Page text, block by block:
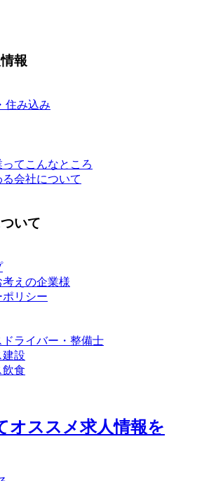
報
住み込み
てこんなところ
会社について
いて
えの企業様
リシー
ドライバー・整備士
建設
飲食
オススメ求人情報を